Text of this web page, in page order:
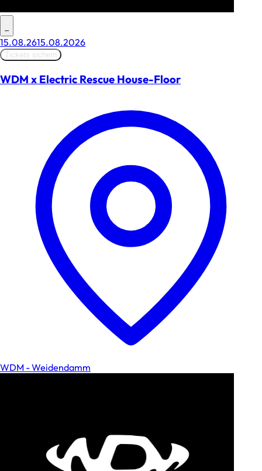
–
15.08.2615.08.2026
Tickets sichern
WDM x Electric Rescue House-Floor
WDM - Weidendamm